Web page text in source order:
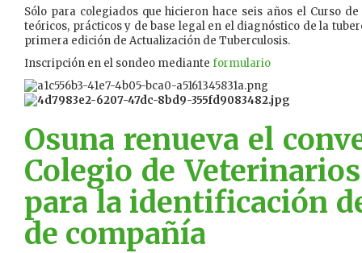
Sólo para colegiados que hicieron hace seis años el Curso
teóricos, prácticos y de base legal en el diagnóstico de la
primera edición de Actualización de Tuberculosis.
Inscripción en el sondeo mediante formulario
Osuna renueva el
Colegio de
para la identificación
de compañía